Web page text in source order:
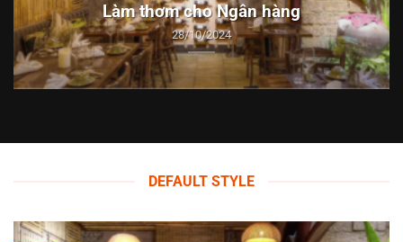
Làm thơm cho Ngân hàng
28/10/2024
DEFAULT STYLE